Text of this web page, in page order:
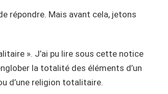
répondre. Mais avant cela, jetons
». J’ai pu lire sous cette notice
la totalité des éléments d’un
d’une religion totalitaire.